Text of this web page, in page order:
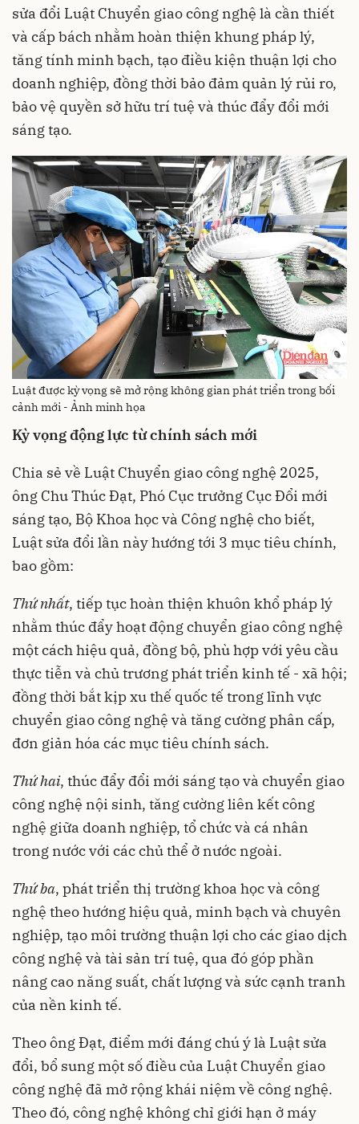
sửa đổi Luật Chuyển giao công nghệ là cần thiết
và cấp bách nhằm hoàn thiện khung pháp lý,
tăng tính minh bạch, tạo điều kiện thuận lợi cho
doanh nghiệp, đồng thời bảo đảm quản lý rủi ro,
bảo vệ quyền sở hữu trí tuệ và thúc đẩy đổi mới
sáng tạo.
Luật được kỳ vọng sẽ mở rộng không gian phát triển trong bối
cảnh mới - Ảnh minh họa
Kỳ vọng động lực từ chính sách mới
Chia sẻ về Luật Chuyển giao công nghệ 2025,
ông Chu Thúc Đạt, Phó Cục trưởng Cục Đổi mới
sáng tạo, Bộ Khoa học và Công nghệ cho biết,
Luật sửa đổi lần này hướng tới 3 mục tiêu chính,
bao gồm:
Thứ nhất, tiếp tục hoàn thiện khuôn khổ pháp lý
nhằm thúc đẩy hoạt động chuyển giao công nghệ
một cách hiệu quả, đồng bộ, phù hợp với yêu cầu
thực tiễn và chủ trương phát triển kinh tế - xã hội;
đồng thời bắt kịp xu thế quốc tế trong lĩnh vực
chuyển giao công nghệ và tăng cường phân cấp,
đơn giản hóa các mục tiêu chính sách.
Thứ hai, thúc đẩy đổi mới sáng tạo và chuyển giao
công nghệ nội sinh, tăng cường liên kết công
nghệ giữa doanh nghiệp, tổ chức và cá nhân
trong nước với các chủ thể ở nước ngoài.
Thứ ba, phát triển thị trường khoa học và công
nghệ theo hướng hiệu quả, minh bạch và chuyên
nghiệp, tạo môi trường thuận lợi cho các giao dịch
công nghệ và tài sản trí tuệ, qua đó góp phần
nâng cao năng suất, chất lượng và sức cạnh tranh
của nền kinh tế.
Theo ông Đạt, điểm mới đáng chú ý là Luật sửa
đổi, bổ sung một số điều của Luật Chuyển giao
công nghệ đã mở rộng khái niệm về công nghệ.
Theo đó, công nghệ không chỉ giới hạn ở máy